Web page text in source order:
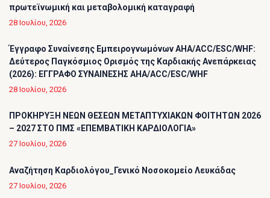
πρωτεϊνωμική και μεταβολομική καταγραφή
28 Ιουλίου, 2026
Έγγραφο Συναίνεσης Εμπειρογνωμόνων AHA/ACC/ESC/WHF:
Δεύτερος Παγκόσμιος Ορισμός της Καρδιακής Ανεπάρκειας
(2026): ΕΓΓΡΑΦΟ ΣΥΝΑΙΝΕΣΗΣ AHA/ACC/ESC/WHF
28 Ιουλίου, 2026
ΠΡΟΚΗΡΥΞΗ ΝΕΩΝ ΘΕΣΕΩΝ ΜΕΤΑΠΤΥΧΙΑΚΩΝ ΦΟΙΤΗΤΩΝ 2026
– 2027 ΣΤΟ ΠΜΣ «ΕΠΕΜΒΑΤΙΚΗ ΚΑΡΔΙΟΛΟΓΙΑ»
27 Ιουλίου, 2026
Αναζήτηση Καρδιολόγου_Γενικό Νοσοκομείο Λευκάδας
27 Ιουλίου, 2026